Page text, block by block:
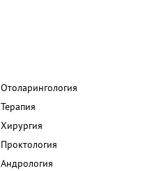
Отоларингология
Терапия
Хирургия
Проктология
Андрология